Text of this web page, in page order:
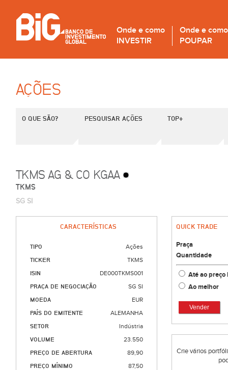
Onde e como
INVESTIR
Onde e como
POUPAR
AÇÕES
O QUE SÃO? PESQUISAR AÇÕES TOP+
TKMS AG & CO KGAA
TKMS
SG SI
CARACTERÍSTICAS
TIPO Ações
TICKER TKMS
ISIN DE000TKMS001
PRAÇA DE NEGOCIAÇÃO SG SI
MOEDA EUR
PAÍS DO EMITENTE ALEMANHA
SETOR Indústria
VOLUME 23.550
PREÇO DE ABERTURA 89,90
PREÇO MÍNIMO 87,50
QUICK TRADE
Praça
Quantidade
Até ao
Ao melhor
Vender
Crie vários